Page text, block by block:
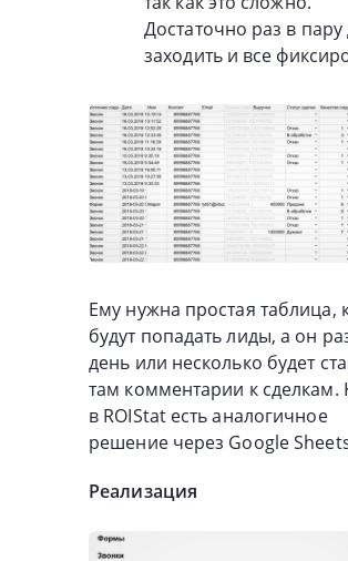
Достаточно раз в пару
заходить и все
Ему нужна простая таблица,
будут попадать лиды, а он
день или несколько будет
там комментарии к сделкам.
в ROIStat есть аналогичное
решение через Google
Реализация